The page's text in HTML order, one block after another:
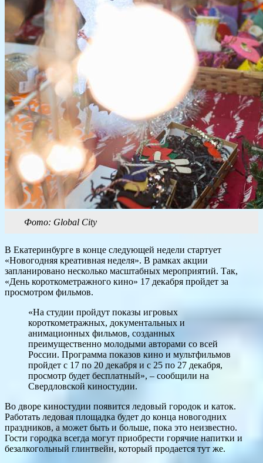
Фото: Global City
В Екатеринбурге в конце следующей недели стартует
«Новогодняя креативная неделя». В рамках акции
запланировано несколько масштабных мероприятий. Так,
«День короткометражного кино» 17 декабря пройдет за
просмотром фильмов.
«На студии пройдут показы игровых
короткометражных, документальных и
анимационных фильмов, созданных
преимущественно молодыми авторами со всей
России. Программа показов кино и мультфильмов
пройдет с 17 по 20 декабря и с 25 по 27 декабря,
просмотр будет бесплатный», – сообщили на
Свердловской киностудии.
Во дворе киностудии появится ледовый городок и каток.
Работать ледовая площадка будет до конца новогодних
праздников, а может быть и больше, пока это неизвестно.
Гости городка всегда могут приобрести горячие напитки и
безалкогольный глинтвейн, который продается тут же.